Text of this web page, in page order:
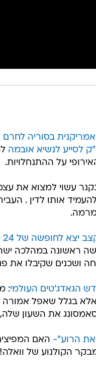
בסוריה
לסייע לנשיא אובמה
על ההתנחלויות.
עשוי למצוא את
אותו לדין .
של 24 שעות מהכלא:
ראשונה במהלכה
ושכנים שקיבלו את
הגאדג'טים העולמי:
בגלל שאפל
את השעון שלה,
הרוע"- האם
הקולנוע של